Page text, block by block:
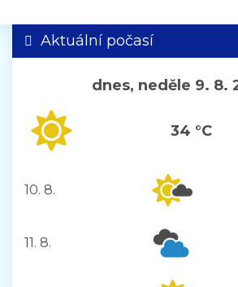
Aktuální počasí
dnes, neděle 9. 8.
34 °C
pondělí
10. 8.
úterý
11. 8.